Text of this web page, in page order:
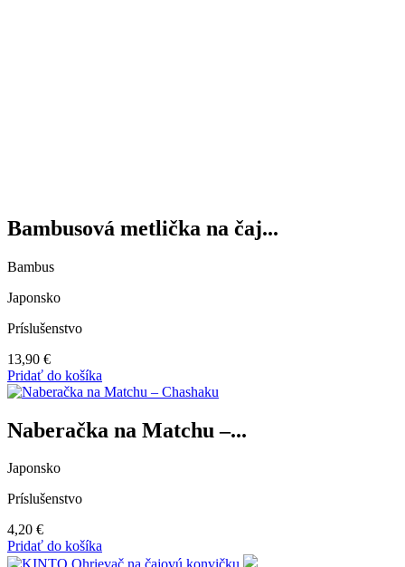
Bambusová metlička na čaj...
Bambus
Japonsko
Príslušenstvo
13,90 €
Pridať do košíka
Naberačka na Matchu –...
Japonsko
Príslušenstvo
4,20 €
Pridať do košíka